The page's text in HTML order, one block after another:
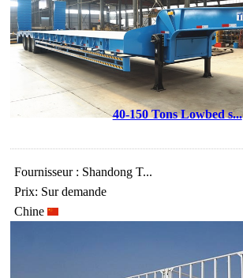
40-150 Tons Lowbed s...
Fournisseur : Shandong T...
Prix: Sur demande
Chine